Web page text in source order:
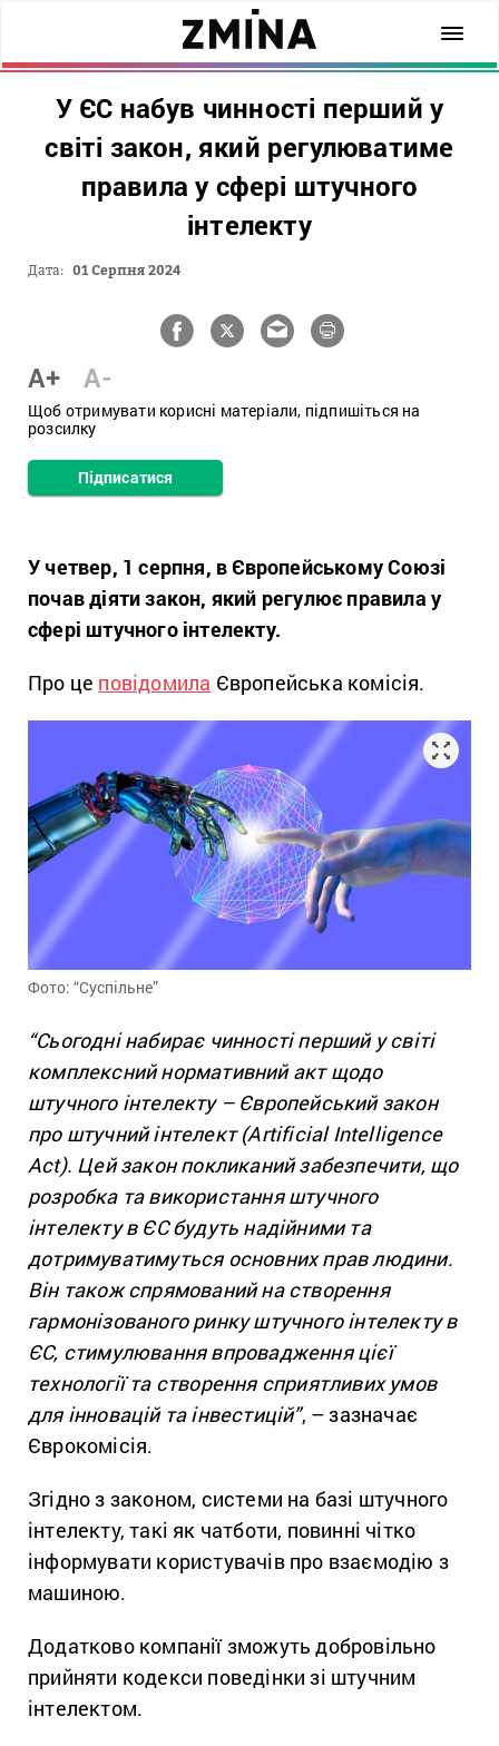
У ЄС набув чинності перший у
світі закон, який регулюватиме
правила у сфері штучного
інтелекту
Дата: 01 Серпня 2024
A+ A-
Щоб отримувати корисні матеріали, підпишіться на
розсилку
Підписатися
У четвер, 1 серпня, в Європейському Союзі
почав діяти закон, який регулює правила у
сфері штучного інтелекту.
Про це повідомила Європейська комісія.
Фото: “Суспільне”
“Сьогодні набирає чинності перший у світі
комплексний нормативний акт щодо
штучного інтелекту – Європейський закон
про штучний інтелект (Artificial Intelligence
Act). Цей закон покликаний забезпечити, що
розробка та використання штучного
інтелекту в ЄС будуть надійними та
дотримуватимуться основних прав людини.
Він також спрямований на створення
гармонізованого ринку штучного інтелекту в
ЄС, стимулювання впровадження цієї
технології та створення сприятливих умов
для інновацій та інвестицій”, – зазначає
Єврокомісія.
Згідно з законом, системи на базі штучного
інтелекту, такі як чатботи, повинні чітко
інформувати користувачів про взаємодію з
машиною.
Додатково компанії зможуть добровільно
прийняти кодекси поведінки зі штучним
інтелектом.